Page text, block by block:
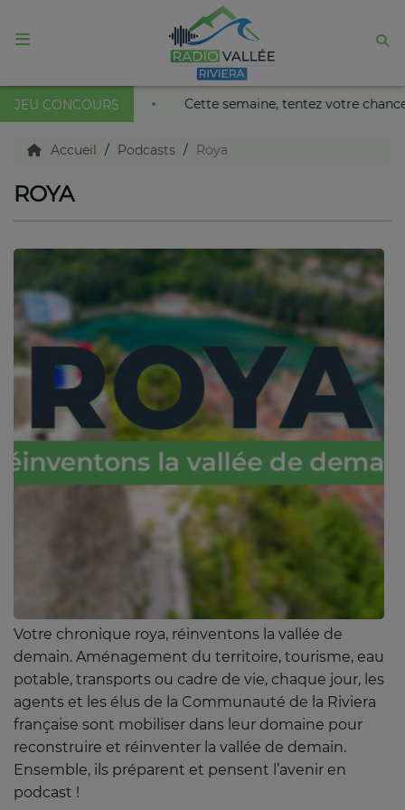
JEU CONCOURS
Palais Nikaïa de Nice ! Cette semaine, tentez votre
ACCUEIL
Agenda
Emissions
Diffusions
Podcasts
Jeu concours
Contactez-nous
Se connecter
Accueil Podcasts Roya
ROYA
Votre chronique roya, réinventons la vallée de
demain. Aménagement du territoire, tourisme, eau
potable, transports ou cadre de vie, chaque jour, les
agents et les élus de la Communauté de la Riviera
française sont mobiliser dans leur domaine pour
reconstruire et réinventer la vallée de demain.
Ensemble, ils préparent et pensent l’avenir en
podcast !